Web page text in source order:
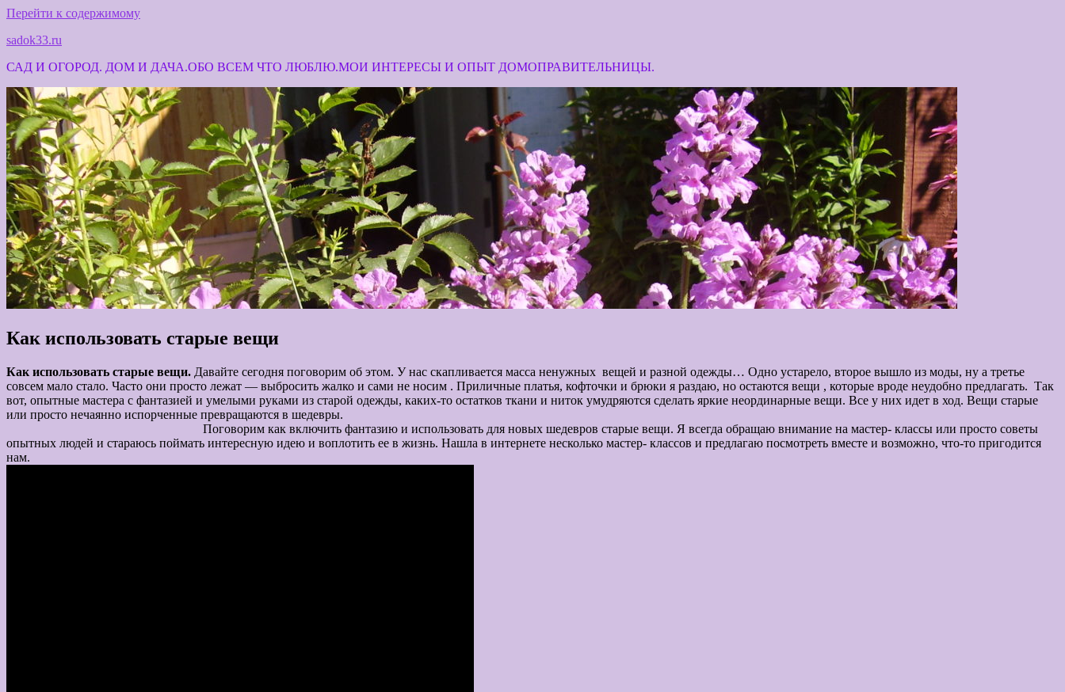
Перейти к содержимому
sadok33.ru
САД И ОГОРОД. ДОМ И ДАЧА.ОБО ВСЕМ ЧТО ЛЮБЛЮ.МОИ ИНТЕРЕСЫ И ОПЫТ ДОМОПРАВИТЕЛЬНИЦЫ.
Как использовать старые вещи
Как использовать старые вещи. Давайте сегодня поговорим об этом. У нас скапливается масса ненужных вещей и разной одежды… Одно устарело, второе вышло из моды, ну а третье
совсем мало стало. Часто они просто лежат — выбросить жалко и сами не носим . Приличные платья, кофточки и брюки я раздаю, но остаются вещи , которые вроде неудобно предлагать. Так
вот, опытные мастера с фантазией и умелыми руками из старой одежды, каких-то остатков ткани и ниток умудряются сделать яркие неординарные вещи. Все у них идет в ход. Вещи старые
или просто нечаянно испорченные превращаются в шедевры.
Поговорим как включить фантазию и использовать для новых шедевров старые вещи. Я всегда обращаю внимание на мастер- классы или просто советы
опытных людей и стараюсь поймать интересную идею и воплотить ее в жизнь. Нашла в интернете несколько мастер- классов и предлагаю посмотреть вместе и возможно, что-то пригодится
нам.